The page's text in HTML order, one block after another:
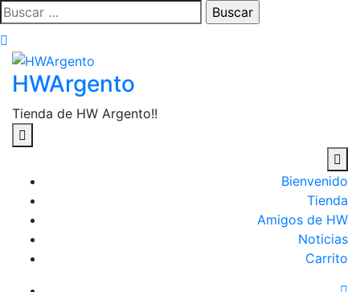
Saltar
al
contenido
Buscar:
HWArgento
Tienda de HW Argento!!
Bienvenido
Tienda
Amigos de HW
Noticias
Carrito